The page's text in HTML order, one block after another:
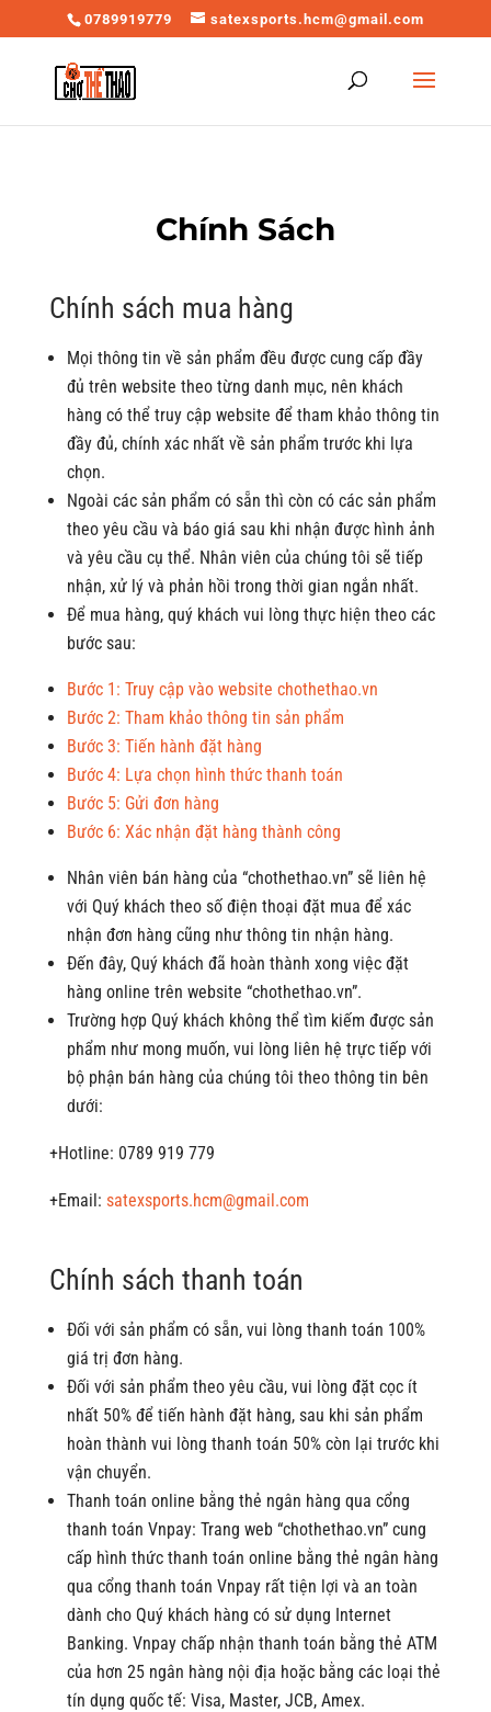
0789919779 satexsports.hcm@gmail.com
Chính Sách
Chính sách mua hàng
Mọi thông tin về sản phẩm đều được cung cấp đầy
đủ trên website theo từng danh mục, nên khách
hàng có thể truy cập website để tham khảo thông tin
đầy đủ, chính xác nhất về sản phẩm trước khi lựa
chọn.
Ngoài các sản phẩm có sẵn thì còn có các sản phẩm
theo yêu cầu và báo giá sau khi nhận được hình ảnh
và yêu cầu cụ thể. Nhân viên của chúng tôi sẽ tiếp
nhận, xử lý và phản hồi trong thời gian ngắn nhất.
Để mua hàng, quý khách vui lòng thực hiện theo các
bước sau:
Bước 1: Truy cập vào website chothethao.vn
Bước 2: Tham khảo thông tin sản phẩm
Bước 3: Tiến hành đặt hàng
Bước 4: Lựa chọn hình thức thanh toán
Bước 5: Gửi đơn hàng
Bước 6: Xác nhận đặt hàng thành công
Nhân viên bán hàng của “chothethao.vn” sẽ liên hệ
với Quý khách theo số điện thoại đặt mua để xác
nhận đơn hàng cũng như thông tin nhận hàng.
Đến đây, Quý khách đã hoàn thành xong việc đặt
hàng online trên website “chothethao.vn”.
Trường hợp Quý khách không thể tìm kiếm được sản
phẩm như mong muốn, vui lòng liên hệ trực tiếp với
bộ phận bán hàng của chúng tôi theo thông tin bên
dưới:
+Hotline: 0789 919 779
+Email: satexsports.hcm@gmail.com
Chính sách thanh toán
Đối với sản phẩm có sẵn, vui lòng thanh toán 100%
giá trị đơn hàng.
Đối với sản phẩm theo yêu cầu, vui lòng đặt cọc ít
nhất 50% để tiến hành đặt hàng, sau khi sản phẩm
hoàn thành vui lòng thanh toán 50% còn lại trước khi
vận chuyển.
Thanh toán online bằng thẻ ngân hàng qua cổng
thanh toán Vnpay: Trang web “chothethao.vn” cung
cấp hình thức thanh toán online bằng thẻ ngân hàng
qua cổng thanh toán Vnpay rất tiện lợi và an toàn
dành cho Quý khách hàng có sử dụng Internet
Banking. Vnpay chấp nhận thanh toán bằng thẻ ATM
của hơn 25 ngân hàng nội địa hoặc bằng các loại thẻ
tín dụng quốc tế: Visa, Master, JCB, Amex.